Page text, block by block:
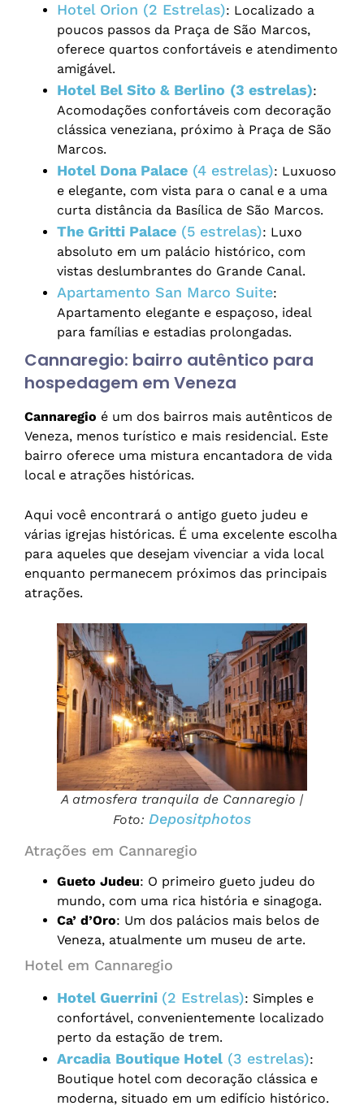
Hotel Orion (2 Estrelas): Localizado a
poucos passos da Praça de São Marcos,
oferece quartos confortáveis e atendimento
amigável.
Hotel Bel Sito & Berlino (3 estrelas):
Acomodações confortáveis com decoração
clássica veneziana, próximo à Praça de São
Marcos.
Hotel Dona Palace (4 estrelas): Luxuoso
e elegante, com vista para o canal e a uma
curta distância da Basílica de São Marcos.
The Gritti Palace (5 estrelas): Luxo
absoluto em um palácio histórico, com
vistas deslumbrantes do Grande Canal.
Apartamento San Marco Suite:
Apartamento elegante e espaçoso, ideal
para famílias e estadias prolongadas.
Cannaregio: bairro autêntico para
hospedagem em Veneza
Cannaregio é um dos bairros mais autênticos de
Veneza, menos turístico e mais residencial. Este
bairro oferece uma mistura encantadora de vida
local e atrações históricas.
Aqui você encontrará o antigo gueto judeu e
várias igrejas históricas. É uma excelente escolha
para aqueles que desejam vivenciar a vida local
enquanto permanecem próximos das principais
atrações.
A atmosfera tranquila de Cannaregio |
Foto: Depositphotos
Atrações em Cannaregio
Gueto Judeu: O primeiro gueto judeu do
mundo, com uma rica história e sinagoga.
Ca’ d’Oro: Um dos palácios mais belos de
Veneza, atualmente um museu de arte.
Hotel em Cannaregio
Hotel Guerrini (2 Estrelas): Simples e
confortável, convenientemente localizado
perto da estação de trem.
Arcadia Boutique Hotel (3 estrelas):
Boutique hotel com decoração clássica e
moderna, situado em um edifício histórico.